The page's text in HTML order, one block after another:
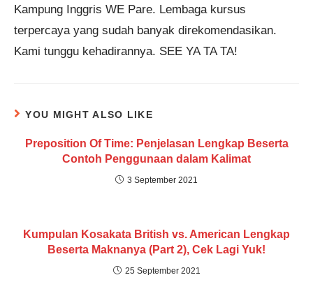
Kampung Inggris WE Pare. Lembaga kursus
terpercaya yang sudah banyak direkomendasikan.
Kami tunggu kehadirannya. SEE YA TA TA!
YOU MIGHT ALSO LIKE
Preposition Of Time: Penjelasan Lengkap Beserta
Contoh Penggunaan dalam Kalimat
3 September 2021
Kumpulan Kosakata British vs. American Lengkap
Beserta Maknanya (Part 2), Cek Lagi Yuk!
25 September 2021